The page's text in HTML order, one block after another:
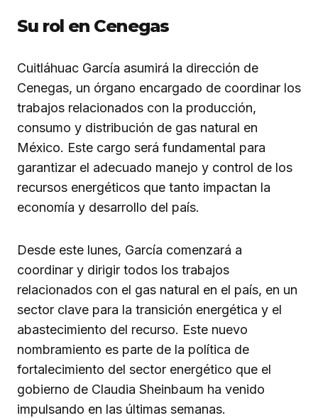
Su rol en Cenegas
Cuitláhuac García asumirá la dirección de
Cenegas, un órgano encargado de coordinar los
trabajos relacionados con la producción,
consumo y distribución de gas natural en
México. Este cargo será fundamental para
garantizar el adecuado manejo y control de los
recursos energéticos que tanto impactan la
economía y desarrollo del país.
Desde este lunes, García comenzará a
coordinar y dirigir todos los trabajos
relacionados con el gas natural en el país, en un
sector clave para la transición energética y el
abastecimiento del recurso. Este nuevo
nombramiento es parte de la política de
fortalecimiento del sector energético que el
gobierno de Claudia Sheinbaum ha venido
impulsando en las últimas semanas.